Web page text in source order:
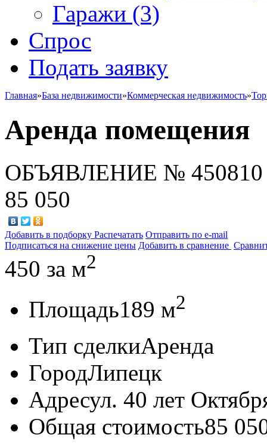
Гаражи (3)
Спрос
Подать заявку
Главная»База недвижимости»Коммерческая недвижимость»
Аренда помещения
ОБЪЯВЛЕНИЕ № 450810
85 050
Добавить в подборку Распечатать Отправить по e-mail
Подписаться на снижение цены Добавить в сравнение
450 за м2
Площадь189 м2
Тип сделкиАренда
ГородЛипецк
Адресул. 40 лет
Общая стоимость85